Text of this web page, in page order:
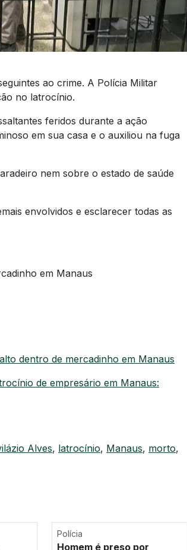
ao crime. A Polícia Militar
no latrocínio.
feridos durante a ação
em sua casa e o auxiliou na fuga
nem sobre o estado de saúde
envolvidos e esclarecer todas as
em Manaus
dentro de mercadinho em Manaus
de empresário em Manaus:
Alves, latrocínio, Manaus, morto,
Polícia
Homem é preso por